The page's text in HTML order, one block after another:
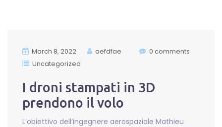
March 8, 2022 aefdfae
0 comments
Uncategorized
I droni stampati in 3D
prendono il volo
L’obiettivo dell’ingegnere aerospaziale Mathieu